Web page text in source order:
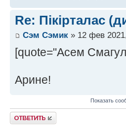
Re: Пікірталас
Сэм Сэмик » 12 фев
[quote="Асем
Арине!
Показать
Ответить